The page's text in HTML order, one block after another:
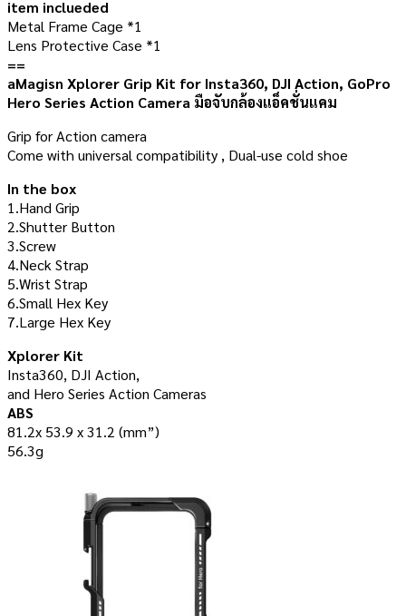
item inclueded
Metal Frame Cage *1
Lens Protective Case *1
==
aMagisn Xplorer Grip Kit for Insta360, DJI Action, GoPro
Hero Series Action Camera มือจับกล้องแอ็คชั่นแคม
Grip for Action camera
Come with universal compatibility , Dual-use cold shoe
In the box
1.Hand Grip
2.Shutter Button
3.Screw
4.Neck Strap
5.Wrist Strap
6.Small Hex Key
7.Large Hex Key
Xplorer Kit
Insta360, DJI Action,
and Hero Series Action Cameras
ABS
81.2x 53.9 x 31.2 (mm”)
56.3g